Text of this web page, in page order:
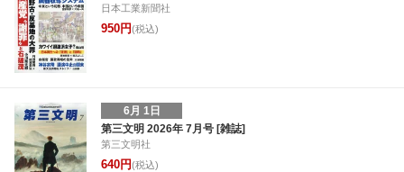
日本工業新聞社
950円(税込)
6月 1日
第三文明 2026年 7月号 [雑誌]
第三文明社
640円(税込)